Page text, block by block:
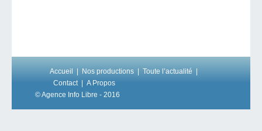
Accueil Nos productions
Toute l’actualité
Contact
A Propos
© Agence Info Libre - 2016